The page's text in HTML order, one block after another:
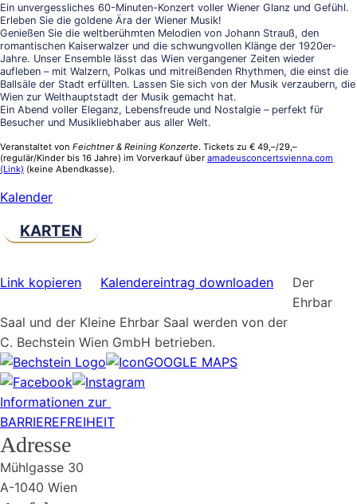
Ein unvergessliches 60-Minuten-Konzert voller Wiener Glanz und Gefühl.
Erleben Sie die goldene Ära der Wiener Musik!
Genießen Sie die weltberühmten Melodien von Johann Strauß, den
romantischen Kaiserwalzer und die schwungvollen Klänge der 1920er-
Jahre. Unser Ensemble lässt das Wien vergangener Zeiten wieder
aufleben – mit Walzern, Polkas und mitreißenden Rhythmen, die einst die
Ballsäle der Stadt erfüllten. Lassen Sie sich von der Musik verzaubern, die
Wien zur Welthauptstadt der Musik gemacht hat.
Ein Abend voller Eleganz, Lebensfreude und Nostalgie – perfekt für
Besucher und Musikliebhaber aus aller Welt.
Veranstaltet von Feichtner & Reining Konzerte. Tickets zu € 49,–/29,–
(regulär/Kinder bis 16 Jahre) im Vorverkauf über amadeusconcertsvienna.com
(Link) (keine Abendkasse).
Kalender
KARTEN
Link kopieren Kalendereintrag downloaden
Der
Ehrbar
Saal und der Kleine Ehrbar Saal werden von der
C. Bechstein Wien GmbH betrieben.
GOOGLE MAPS
Informationen zur
BARRIEREFREIHEIT
Adresse
Mühlgasse 30
A-1040 Wien